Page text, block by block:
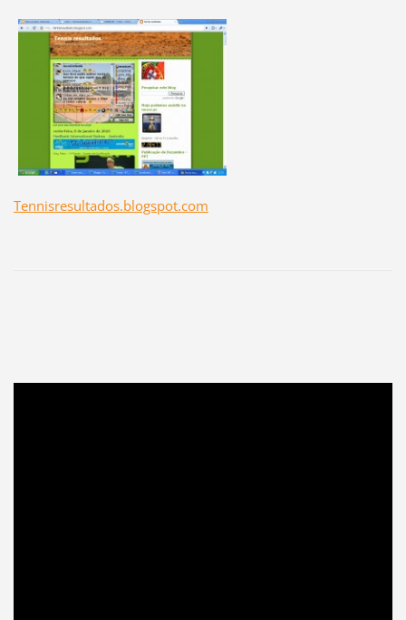
Tennisresultados.blogspot.com